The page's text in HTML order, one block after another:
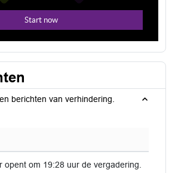
berichten van verhindering.
opent om 19:28 uur de vergadering.